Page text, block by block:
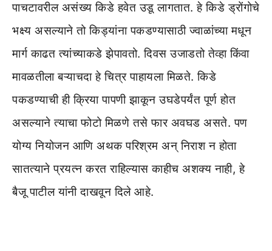
पाचटावरील असंख्य किडे हवेत उडू लागतात. हे किडे ड्रोंगोचे
भक्ष्य असल्याने तो किड्यांना पकडण्यासाठी ज्वाळांच्या मधून
मार्ग काढत त्यांच्याकडे झेपावतो. दिवस उजाडतो तेव्हा किंवा
मावळतीला बऱ्याचदा हे चित्र पाहायला मिळते. किडे
पकडण्याची ही क्रिया पापणी झाकून उघडेपर्यंत पूर्ण होत
असल्याने त्याचा फोटो मिळणे तसे फार अवघड असते. पण
योग्य नियोजन आणि अथक परिश्रम अन् निराश न होता
सातत्याने प्रयत्न करत राहिल्यास काहीच अशक्य नाही, हे
बैजू पाटील यांनी दाखवून दिले आहे.